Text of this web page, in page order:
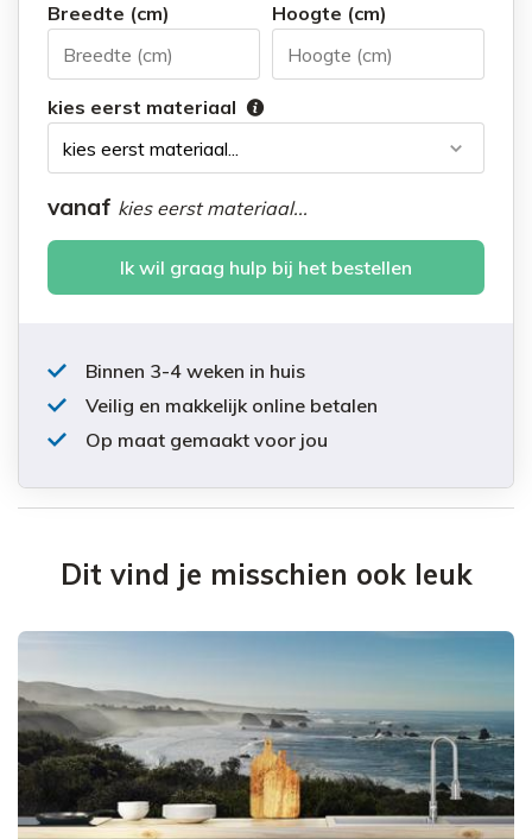
Breedte (cm) Hoogte (cm)
kies eerst materiaal
vanaf kies eerst materiaal...
Ik wil graag hulp bij het bestellen
Binnen 3-4 weken in huis
Veilig en makkelijk online betalen
Op maat gemaakt voor jou
Dit vind je misschien ook leuk